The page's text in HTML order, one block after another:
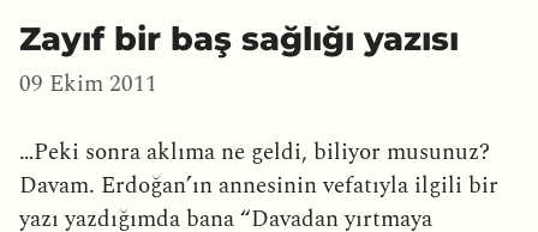
Zayıf bir baş sağlığı yazısı
09 Ekim 2011
…Peki sonra aklıma ne geldi, biliyor musunuz?
Davam. Erdoğan’ın annesinin vefatıyla ilgili bir
yazı yazdığımda bana “Davadan yırtmaya